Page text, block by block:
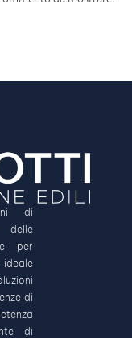
di
delle
per
ideale
di
di